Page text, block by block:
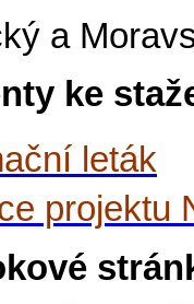
a
ke
leták
projektu